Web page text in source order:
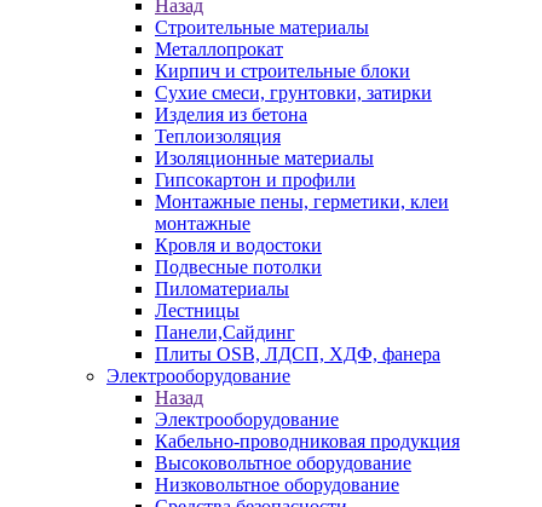
Назад
Строительные материалы
Металлопрокат
Кирпич и строительные блоки
Сухие смеси, грунтовки, затирки
Изделия из бетона
Теплоизоляция
Изоляционные материалы
Гипсокартон и профили
Монтажные пены, герметики, клеи
монтажные
Кровля и водостоки
Подвесные потолки
Пиломатериалы
Лестницы
Панели,Сайдинг
Плиты OSB, ЛДСП, ХДФ, фанера
Электрооборудование
Назад
Электрооборудование
Кабельно-проводниковая продукция
Высоковольтное оборудование
Низковольтное оборудование